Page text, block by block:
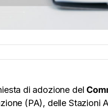
di adozione del
(PA), delle Stazioni